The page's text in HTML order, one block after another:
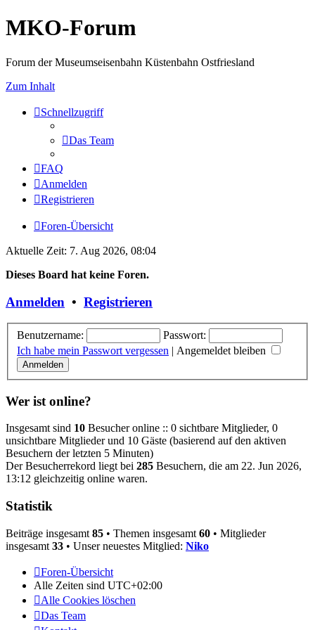
MKO-Forum
Forum der Museumseisenbahn Küstenbahn Ostfriesland
Zum Inhalt
Schnellzugriff
Das Team
FAQ
Anmelden
Registrieren
Foren-Übersicht
Aktuelle Zeit: 7. Aug 2026, 08:04
Dieses Board hat keine Foren.
Anmelden • Registrieren
Benutzername:
Passwort:
Ich habe mein Passwort vergessen | Angemeldet bleiben
Wer ist online?
Insgesamt sind 10 Besucher online :: 0 sichtbare Mitglieder, 0
unsichtbare Mitglieder und 10 Gäste (basierend auf den aktiven
Besuchern der letzten 5 Minuten)
Der Besucherrekord liegt bei 285 Besuchern, die am 22. Jun 2026,
13:12 gleichzeitig online waren.
Statistik
Beiträge insgesamt 85 • Themen insgesamt 60 • Mitglieder
insgesamt 33 • Unser neuestes Mitglied: Niko
Foren-Übersicht
Alle Zeiten sind UTC+02:00
Alle Cookies löschen
Das Team